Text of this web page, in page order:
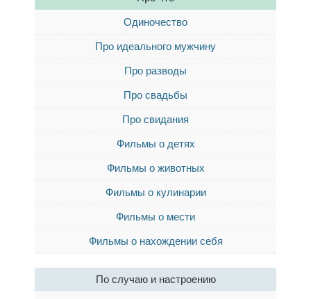
Одиночество
Про идеального мужчину
Про разводы
Про свадьбы
Про свидания
Фильмы о детях
Фильмы о животных
Фильмы о кулинарии
Фильмы о мести
Фильмы о нахождении себя
По случаю и настроению